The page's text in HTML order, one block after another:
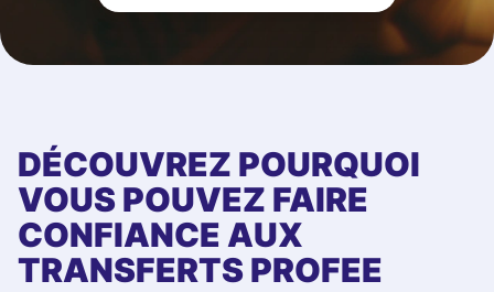
DÉCOUVREZ POURQUOI
VOUS POUVEZ FAIRE
CONFIANCE AUX
TRANSFERTS PROFEE